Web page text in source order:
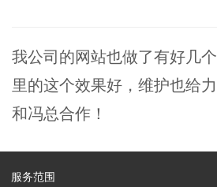
我公司的网站也做了有好几
里的这个效果好，维护也给
和冯总合作！
服务范围